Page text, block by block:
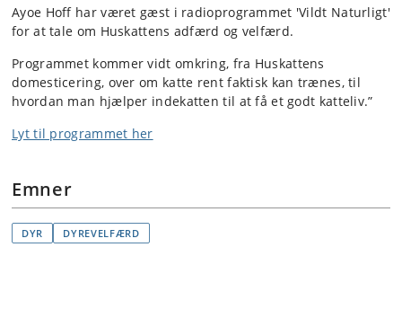
Ayoe Hoff har været gæst i radioprogrammet 'Vildt Naturligt'
for at tale om Huskattens adfærd og velfærd.
Programmet kommer vidt omkring, fra Huskattens
domesticering, over om katte rent faktisk kan trænes, til
hvordan man hjælper indekatten til at få et godt katteliv.”
Lyt til programmet her
Emner
DYR DYREVELFÆRD